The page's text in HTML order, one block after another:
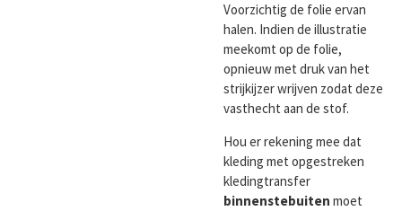
Voorzichtig de folie ervan
halen. Indien de illustratie
meekomt op de folie,
opnieuw met druk van het
strijkijzer wrijven zodat deze
vasthecht aan de stof.
Hou er rekening mee dat
kleding met opgestreken
kledingtransfer
binnenstebuiten moet